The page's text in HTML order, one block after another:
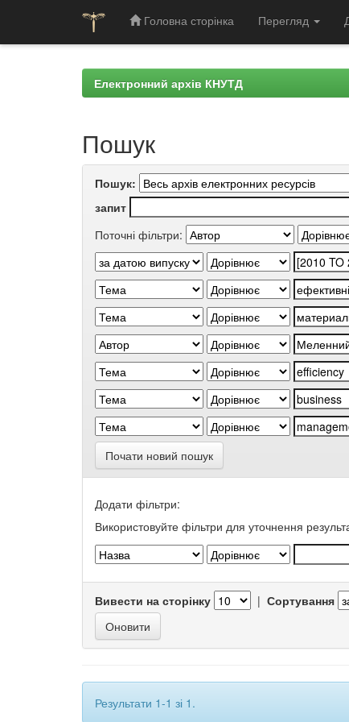
Головна сторінка Перегляд
Електронний архів КНУТД
Пошук
Пошук:
запит
Поточні фільтри:
Почати новий пошук
Додати фільтри:
Використовуйте фільтри для уточнення
Вивести на сторінку | Сортування
Результати 1-1 зі 1.